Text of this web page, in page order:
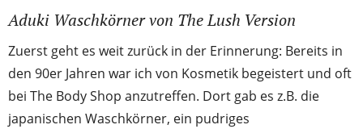
Aduki Waschkörner von The Lush Version
Zuerst geht es weit zurück in der Erinnerung: Bereits in
den 90er Jahren war ich von Kosmetik begeistert und oft
bei The Body Shop anzutreffen. Dort gab es z.B. die
japanischen Waschkörner, ein pudriges